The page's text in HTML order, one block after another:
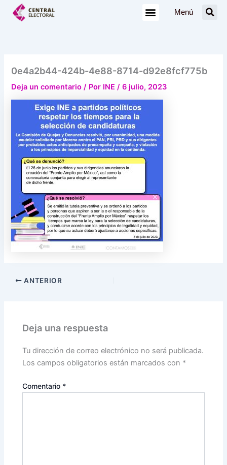
Menú
0e4a2b44-424b-4e88-8714-d92e8fcf775b
Deja un comentario / Por INE/6 julio, 2023
ANTERIOR
Deja una respuesta
Tu dirección de correo electrónico no será publicada.
Los campos obligatorios están marcados con *
Comentario *